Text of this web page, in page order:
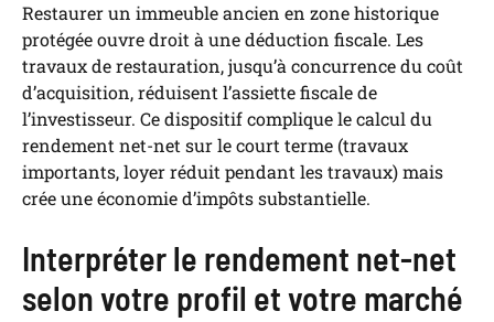
Restaurer un immeuble ancien en zone historique
protégée ouvre droit à une déduction fiscale. Les
travaux de restauration, jusqu’à concurrence du coût
d’acquisition, réduisent l’assiette fiscale de
l’investisseur. Ce dispositif complique le calcul du
rendement net-net sur le court terme (travaux
importants, loyer réduit pendant les travaux) mais
crée une économie d’impôts substantielle.
Interpréter le rendement net-net
selon votre profil et votre marché